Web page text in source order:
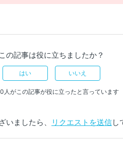
この記事は役に立ちましたか？
はい いいえ
人がこの記事が役に立ったと言っています
いましたら、 リクエストを送信し